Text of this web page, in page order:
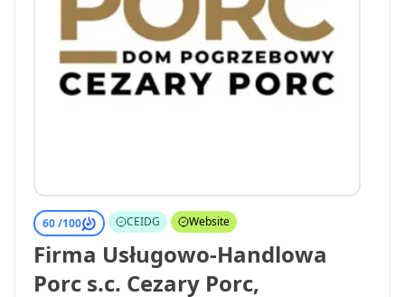
60 /100 CEIDG Website
Firma Usługowo-Handlowa
Porc s.c. Cezary Porc,